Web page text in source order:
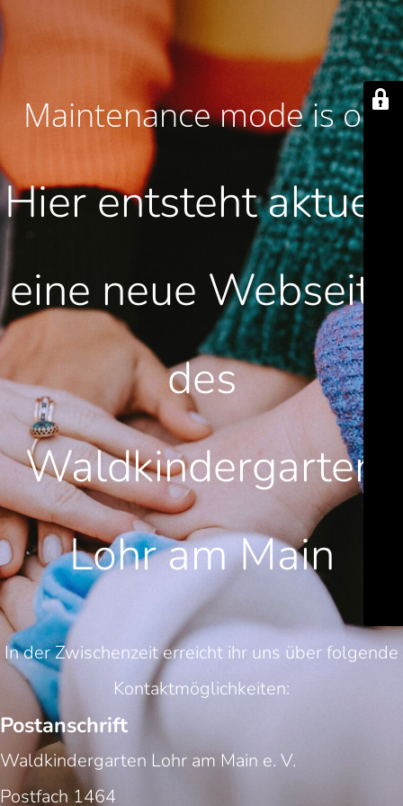
Maintenance mode is on
Hier entsteht aktuell
eine neue Webseite
des
Waldkindergarten
Lohr am Main
In der Zwischenzeit erreicht ihr uns über folgende
Kontaktmöglichkeiten:
Postanschrift
Waldkindergarten Lohr am Main e. V.
Postfach 1464